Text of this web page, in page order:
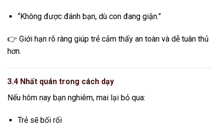
“Không được đánh bạn, dù con đang giận.”
👉 Giới hạn rõ ràng giúp trẻ cảm thấy an toàn và dễ tuân thủ
hơn.
3.4 Nhất quán trong cách dạy
Nếu hôm nay bạn nghiêm, mai lại bỏ qua:
Trẻ sẽ bối rối